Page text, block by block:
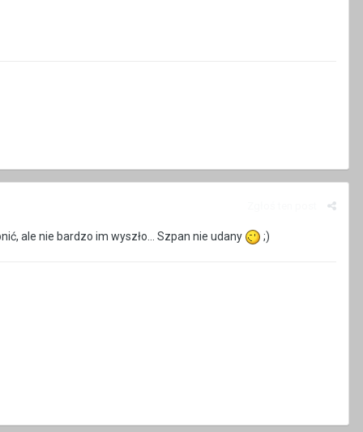
ale nie bardzo im wyszło... Szpan nie udany ;)